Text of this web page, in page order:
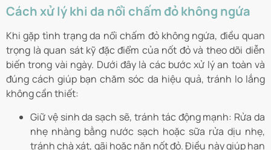
Cách xử lý khi da nổi chấm đỏ không ngứa
Khi gặp tình trạng da nổi chấm đỏ không ngứa, điều quan
trọng là quan sát kỹ đặc điểm của nốt đỏ và theo dõi diễn
biến trong vài ngày. Dưới đây là các bước xử lý an toàn và
đúng cách giúp bạn chăm sóc da hiệu quả, tránh lo lắng
không cần thiết:
Giữ vệ sinh da sạch sẽ, tránh tác động mạnh: Rửa da
nhẹ nhàng bằng nước sạch hoặc sữa rửa dịu nhẹ,
tránh chà xát, gãi hoặc nặn nốt đỏ. Điều này giúp hạn